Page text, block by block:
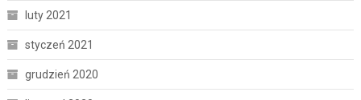
luty 2021
styczeń 2021
grudzień 2020